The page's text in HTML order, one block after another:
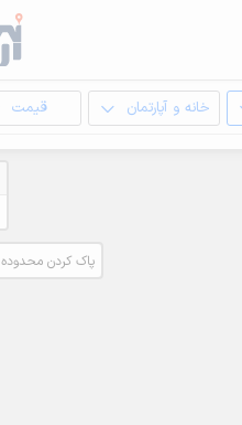
خانه و آپارتمان قیمت
پاک کردن محدوده